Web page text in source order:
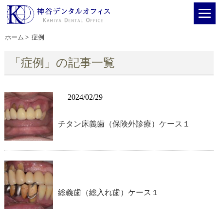
ホーム > 症例
「症例」の記事一覧
2024/02/29
チタン床義歯（保険外診療）ケース１
総義歯（総入れ歯）ケース１